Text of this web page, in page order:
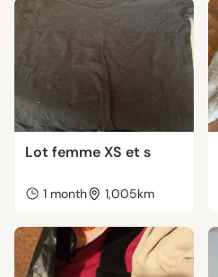
Lot femme XS et s
1 month 1,005km